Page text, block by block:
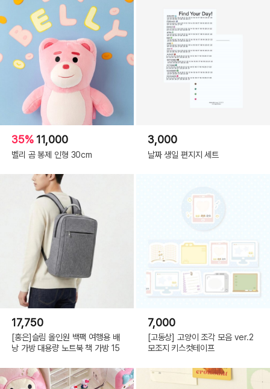
35% 11,000
벨리 곰 봉제 인형 30cm
3,000
날짜 생일 편지지 세트
17,750
[홍은]슬림 올인원 백팩 여행용 배
낭 가방 대용량 노트북 책 가방 15
7,000
[고동상] 고양이 조각 모음 ver.2
모조지 키스컷테이프